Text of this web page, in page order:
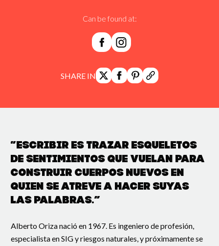
Can be found at:
SHARE IN
“Escribir es trazar esqueletos
de sentimientos que vuelan para
construir cuerpos nuevos en
quien se atreve a hacer suyas
las palabras.”
Alberto Oriza nació en 1967. Es ingeniero de profesión,
especialista en SIG y riesgos naturales, y próximamente se